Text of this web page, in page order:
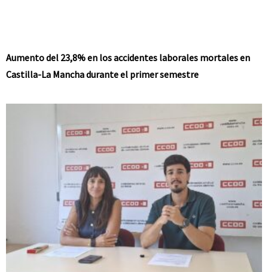
Aumento del 23,8% en los accidentes laborales mortales en
Castilla-La Mancha durante el primer semestre